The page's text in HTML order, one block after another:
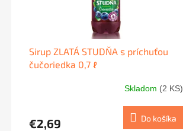
Sirup ZLATÁ STUDŇA s príchuťou
čučoriedka 0,7 ℓ
Skladom (2 KS)
€2,69 Do košíka